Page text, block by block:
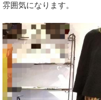
雰囲気になります。